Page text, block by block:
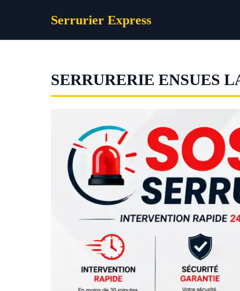
Serrurier Express
SERRURERIE ENSUES